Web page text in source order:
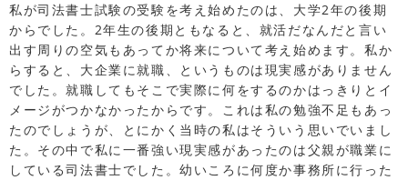
私が司法書士試験の受験を考え始めたのは、大学2年の後期
からでした。2年生の後期ともなると、就活だなんだと言い
出す周りの空気もあってか将来について考え始めます。私か
らすると、大企業に就職、というものは現実感がありません
でした。就職してもそこで実際に何をするのかはっきりとイ
メージがつかなかったからです。これは私の勉強不足もあっ
たのでしょうが、とにかく当時の私はそういう思いでいまし
た。その中で私に一番強い現実感があったのは父親が職業に
している司法書士でした。幼いころに何度か事務所に行った